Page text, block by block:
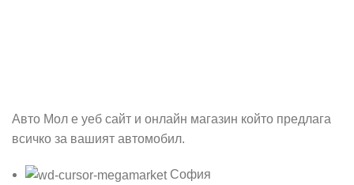
Авто Мол е уеб сайт и онлайн магазин който предлага
всичко за вашият автомобил.
София